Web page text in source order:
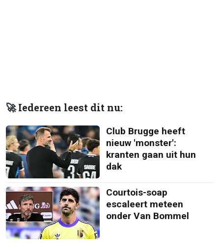
🚀 Iedereen leest dit nu:
Club Brugge heeft
nieuw 'monster':
kranten gaan uit hun
dak
Courtois-soap
escaleert meteen
onder Van Bommel